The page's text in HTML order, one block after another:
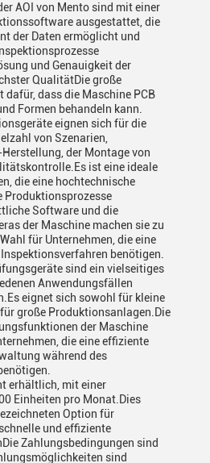
AOI von Mento sind mit einer
ausgestattet, die
der Daten ermöglicht und
und Genauigkeit der
QualitätDie große
dafür, dass die Maschine PCB
Formen behandeln kann.
eignen sich für die
von Szenarien,
der Montage von
ist eine ideale
die eine hochtechnische
Produktionsprozesse
Software und die
der Maschine machen sie zu
für Unternehmen, die eine
benötigen.
sind ein vielseitiges
Anwendungsfällen
eignet sich sowohl für kleine
große Produktionsanlagen.Die
der Maschine
die eine effiziente
während des
erhältlich, mit einer
Einheiten pro Monat.Dies
Option für
und effiziente
Zahlungsbedingungen sind
sind